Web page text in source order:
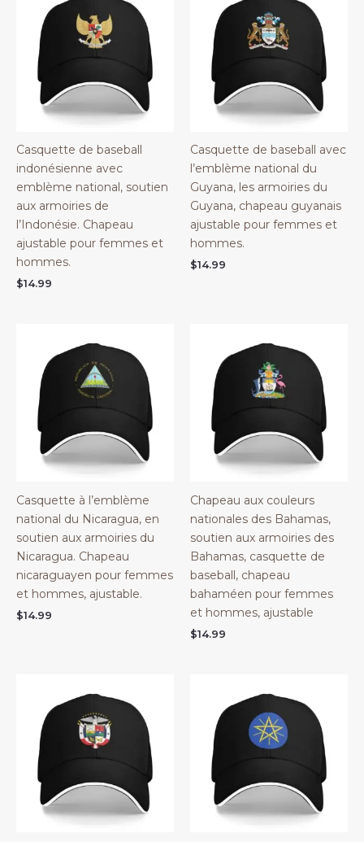
Casquette de baseball
indonésienne avec
emblème national, soutien
aux armoiries de
l’Indonésie. Chapeau
ajustable pour femmes et
hommes.
$14.99
Casquette de baseball avec
l’emblème national du
Guyana, les armoiries du
Guyana, chapeau guyanais
ajustable pour femmes et
hommes.
$14.99
Casquette à l’emblème
national du Nicaragua, en
soutien aux armoiries du
Nicaragua. Chapeau
nicaraguayen pour femmes
et hommes, ajustable.
$14.99
Chapeau aux couleurs
nationales des Bahamas,
soutien aux armoiries des
Bahamas, casquette de
baseball, chapeau
bahaméen pour femmes
et hommes, ajustable
$14.99